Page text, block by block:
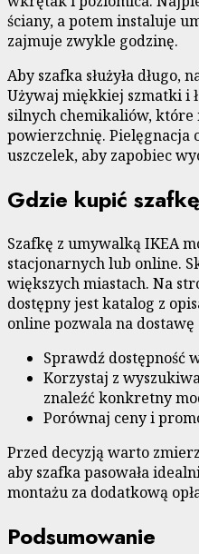
ściany, a potem instaluje
zajmuje zwykle godzinę.
Aby szafka służyła długo,
Używaj miękkiej szmatki i
silnych chemikaliów, które
powierzchnię. Pielęgnacja
uszczelek, aby zapobiec
Gdzie kupić
Szafkę z umywalką IKEA
stacjonarnych lub online.
większych miastach. Na
dostępny jest katalog z
online pozwala na dostawę
Sprawdź dostępność
Korzystaj z
znaleźć konkretny
Porównaj ceny i
Przed decyzją warto
aby szafka pasowała
montażu za dodatkową
Podsumowanie